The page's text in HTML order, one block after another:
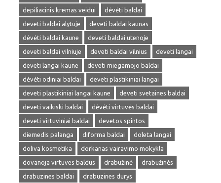
depiliacinis kremas veidui
dėvėti baldai
deveti baldai alytuje
deveti baldai kaunas
dėvėti baldai kaune
deveti baldai utenoje
deveti baldai vilniuje
deveti baldai vilnius
deveti langai
deveti langai kaune
deveti miegamojo baldai
dėvėti odiniai baldai
deveti plastikiniai langai
deveti plastikiniai langai kaune
deveti svetaines baldai
deveti vaikiski baldai
dėvėti virtuvės baldai
deveti virtuviniai baldai
devetos spintos
diemedis palanga
diforma baldai
doleta langai
doliva kosmetika
dorkanas vairavimo mokykla
dovanoja virtuves baldus
drabužinė
drabužinės
drabuzines baldai
drabuzines durys